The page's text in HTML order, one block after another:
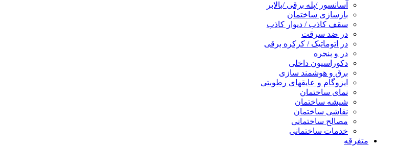
آسانسور /پله برقی /بالابر
بازسازی ساختمان
سقف کاذب / دیوار کاذب
در ضد سرقت
در اتوماتیک / کرکره برقی
در و پنجره
دکوراسیون داخلی
برق و هوشمند سازی
ایزوگام و عایقهای رطوبتی
نمای ساختمان
شیشه ساختمان
نقاشی ساختمان
مصالح ساختمانی
خدمات ساختمانی
متفرقه